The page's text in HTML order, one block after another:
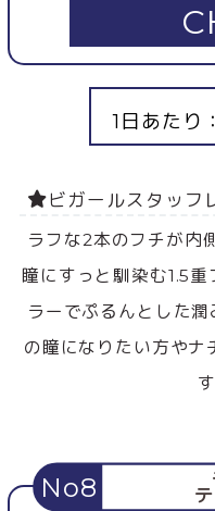
1日あたり
ビガールスタッフ
ラフな2本のフチが内
瞳にすっと馴染む1.5
ラーでぷるんとした
の瞳になりたい方やナ
No8